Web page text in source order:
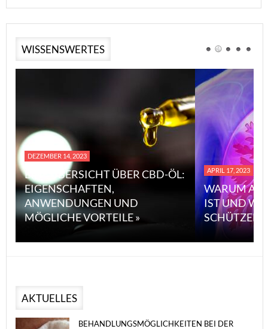
WISSENSWERTES
DEZEMBER 14, 2023
EINE ÜBERSICHT ÜBER CBD-ÖL:
EIGENSCHAFTEN,
ANWENDUNGEN UND
MÖGLICHE VORTEILE »
APRIL 17, 2023
WARUM
IST UND
SCHÜTZEN
AKTUELLES
BEHANDLUNGSMÖGLICHKEITEN BEI DER